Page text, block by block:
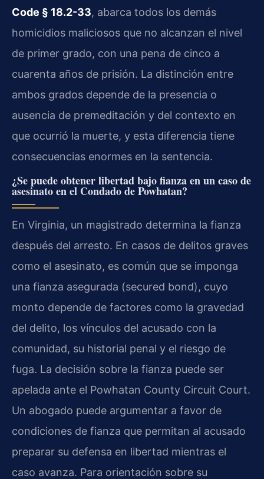
Code § 18.2-33, abarca todos los demás
homicidios maliciosos que no alcanzan el nivel
de primer grado, con una pena de cinco a
cuarenta años de prisión. La distinción entre
ambos grados depende de la presencia o
ausencia de premeditación y del contexto en
que ocurrió la muerte, y esta diferencia tiene
consecuencias enormes en la sentencia.
¿Se puede obtener libertad bajo fianza en un caso de
asesinato en el Condado de Powhatan?
En Virginia, un magistrado determina la fianza
después del arresto. En casos de delitos graves
como el asesinato, es común que se imponga
una fianza asegurada (secured bond), cuyo
monto depende de factores como la gravedad
del delito, los vínculos del acusado con la
comunidad, su historial penal y el riesgo de
fuga. La decisión sobre la fianza puede ser
apelada ante el Powhatan County Circuit Court.
Un abogado puede argumentar a favor de
condiciones de fianza que permitan al acusado
preparar su defensa en libertad mientras el
caso avanza. Para orientación sobre su